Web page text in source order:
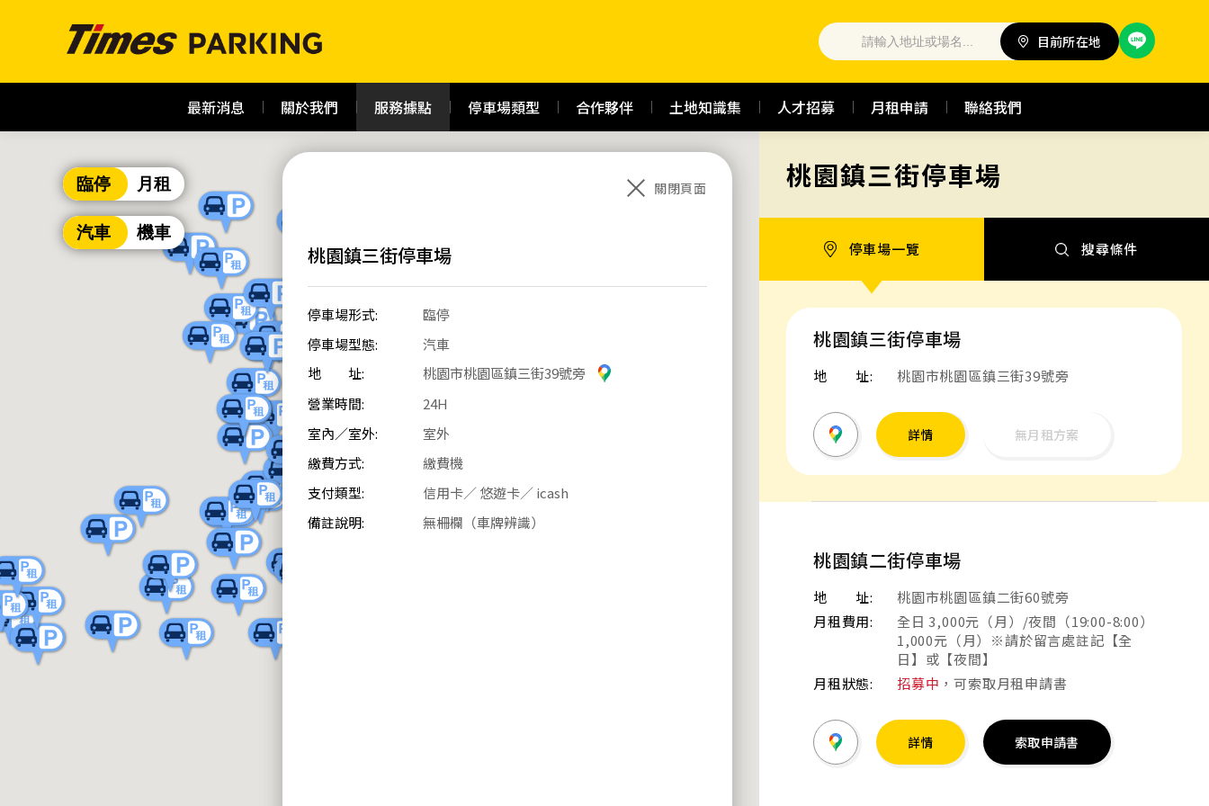
目前所在地
最新消息 關於我們 服務據點 停車場類型 合作夥伴 土地知識集 人才招募 月租申請 聯絡我們
臨停 月租
汽車 機車
關閉頁面
桃園鎮三街停車場
停車場形式:
臨停
停車場型態:
汽車
地 址:
桃園市桃園區鎮三街39號旁
營業時間:
24H
室內／室外:
室外
繳費方式:
繳費機
支付類型:
信用卡／ 悠遊卡／ icash
備註說明:
無柵欄（車牌辨識）
桃園鎮三街停車場
停車場一覽 搜尋條件
桃園鎮三街停車場
地 址: 桃園市桃園區鎮三街39號旁
詳情 無月租方案
桃園鎮二街停車場
地 址:
桃園市桃園區鎮二街60號旁
月租費用:
全日 3,000元（月）/夜間（19:00-8:00）
1,000元（月）※請於留言處註記【全
日】或【夜間】
月租狀態:
招募中 ，可索取月租申請書
詳情 索取申請書